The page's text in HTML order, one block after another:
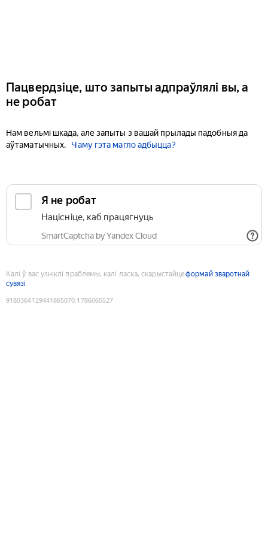
Пацвердзіце, што запыты адпраўлялі вы, а
не робат
Нам вельмі шкада, але запыты з вашай прылады падобныя да
аўтаматычных.
Чаму гэта магло адбыцца?
Я не робат
Націсніце, каб працягнуць
SmartCaptcha by Yandex Cloud
Калі ў вас узніклі праблемы, калі ласка, скарыстайцеформай зваротнай
сувязі
9180364129441865070:1786065527